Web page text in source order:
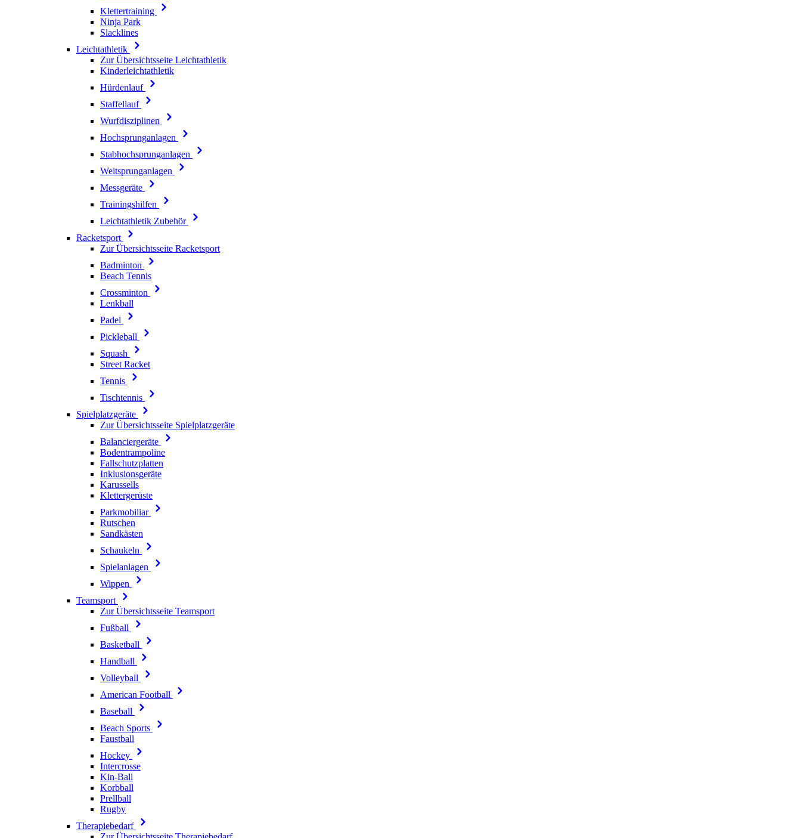
Klettertraining
Ninja Park
Slacklines
Leichtathletik
Zur Übersichtsseite Leichtathletik
Kinderleichtathletik
Hürdenlauf
Staffellauf
Wurfdisziplinen
Hochsprunganlagen
Stabhochsprunganlagen
Weitsprunganlagen
Messgeräte
Trainingshilfen
Leichtathletik Zubehör
Racketsport
Zur Übersichtsseite Racketsport
Badminton
Beach Tennis
Crossminton
Lenkball
Padel
Pickleball
Squash
Street Racket
Tennis
Tischtennis
Spielplatzgeräte
Zur Übersichtsseite Spielplatzgeräte
Balanciergeräte
Bodentrampoline
Fallschutzplatten
Inklusionsgeräte
Karussells
Klettergerüste
Parkmobiliar
Rutschen
Sandkästen
Schaukeln
Spielanlagen
Wippen
Teamsport
Zur Übersichtsseite Teamsport
Fußball
Basketball
Handball
Volleyball
American Football
Baseball
Beach Sports
Faustball
Hockey
Intercrosse
Kin-Ball
Korbball
Prellball
Rugby
Therapiebedarf